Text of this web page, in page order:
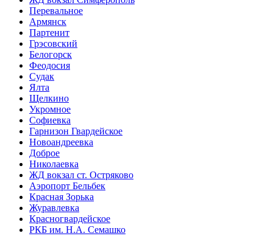
Перевальное
Армянск
Партенит
Грэсовский
Белогорск
Феодосия
Судак
Ялта
Щелкино
Укромное
Софиевка
Гарнизон Гвардейское
Новоандреевка
Доброе
Николаевка
ЖД вокзал ст. Остряково
Аэропорт Бельбек
Красная Зорька
Журавлевка
Красногвардейское
РКБ им. Н.А. Семашко